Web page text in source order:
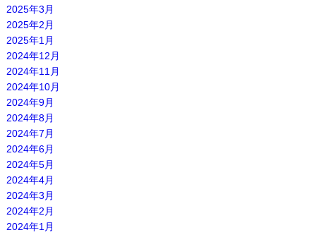
2025年3月
2025年2月
2025年1月
2024年12月
2024年11月
2024年10月
2024年9月
2024年8月
2024年7月
2024年6月
2024年5月
2024年4月
2024年3月
2024年2月
2024年1月